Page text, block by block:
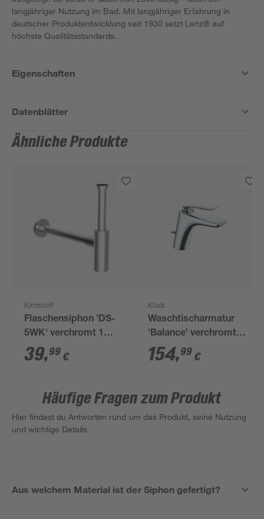
langjähriger Nutzung im Bad. Mit langjähriger Erfahrung in
deutscher Produktentwicklung seit 1930 setzt Lenz® auf
höchste Qualitätsstandards.
Eigenschaften
Datenblätter
Ähnliche Produkte
Kirchhoff
Flaschensiphon 'DS-
5WK' verchromt 1
1/4" x 32 mm
39,99 €
Kludi
Waschtischarmatur
'Balance' verchromt
glänzend silbern
154,99 €
Häufige Fragen zum Produkt
Hier findest du Antworten rund um das Produkt, seine Nutzung
und wichtige Details.
Aus welchem Material ist der Siphon gefertigt?